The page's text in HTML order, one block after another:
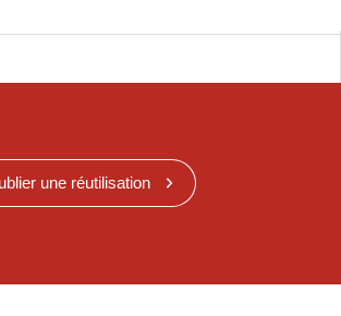
une réutilisation